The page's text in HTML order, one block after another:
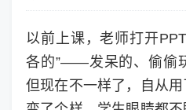
以前上课，老师打开
各的”——发呆的、偷偷
但现在不一样了，自从